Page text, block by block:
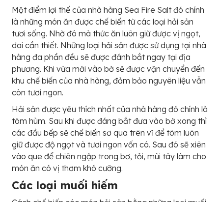
Một điểm lợi thế của nhà hàng Sea Fire Salt đó chính
là những món ăn được chế biến từ các loại hải sản
tươi sống. Nhờ đó mà thức ăn luôn giữ được vị ngọt,
dai cần thiết. Những loại hải sản được sử dụng tại nhà
hàng đa phần đều sẽ được đánh bắt ngay tại địa
phương. Khi vừa mới vào bờ sẽ được vận chuyển đến
khu chế biến của nhà hàng, đảm bảo nguyên liệu vẫn
còn tươi ngon.
Hải sản được yêu thích nhất của nhà hàng đó chính là
tôm hùm. Sau khi được đáng bắt đưa vào bờ xong thì
các đầu bếp sẽ chế biến sơ qua trên vĩ để tôm luôn
giữ được độ ngọt và tươi ngon vốn có. Sau đó sẽ xiên
vào que để chiên ngập trong bơ, tỏi, mùi tây làm cho
món ăn có vị thơm khó cưỡng.
Các loại muối hiếm